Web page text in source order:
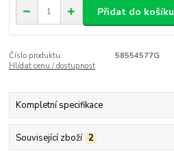
Přidat do košíku
Číslo produktu:
58554577G
Hlídat cenu / dostupnost
Kompletní specifikace
Související zboží 2